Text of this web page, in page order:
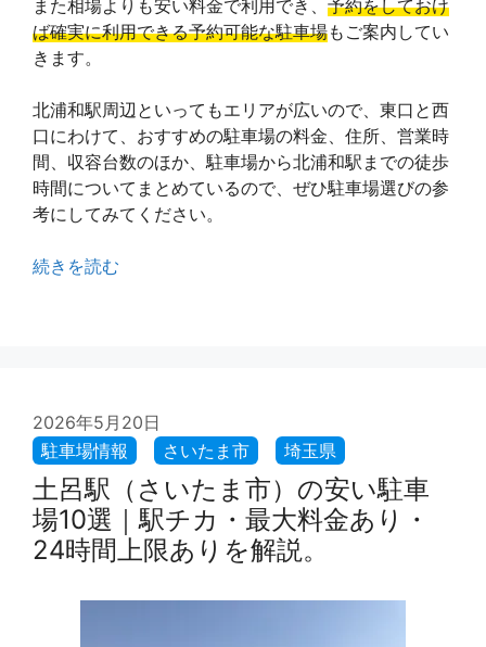
また相場よりも安い料金で利用でき、 予約をしておけ
ば確実に利用できる予約可能な駐車場もご案内してい
きます。
北浦和駅周辺といってもエリアが広いので、東口と西
口にわけて、おすすめの駐車場の料金、住所、営業時
間、収容台数のほか、駐車場から北浦和駅までの徒歩
時間についてまとめているので、ぜひ駐車場選びの参
考にしてみてください。
続きを読む
2026年5月20日
土呂駅（さいたま市）の安い駐車
場10選｜駅チカ・最大料金あり・
24時間上限ありを解説。